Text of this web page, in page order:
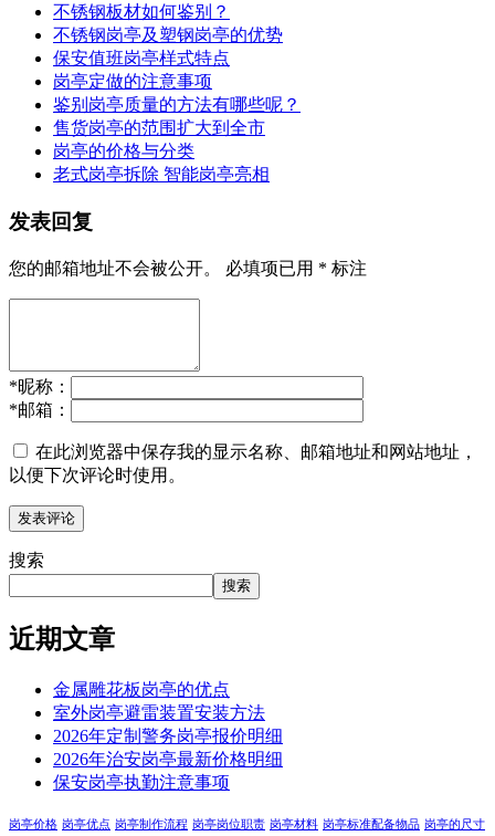
不锈钢板材如何鉴别？
不锈钢岗亭及塑钢岗亭的优势
保安值班岗亭样式特点
岗亭定做的注意事项
鉴别岗亭质量的方法有哪些呢？
售货岗亭的范围扩大到全市
岗亭的价格与分类
老式岗亭拆除 智能岗亭亮相
发表回复
您的邮箱地址不会被公开。 必填项已用 * 标注
*昵称：
*邮箱：
在此浏览器中保存我的显示名称、邮箱地址和网站地址，
以便下次评论时使用。
搜索
搜索
近期文章
金属雕花板岗亭的优点
室外岗亭避雷装置安装方法
2026年定制警务岗亭报价明细
2026年治安岗亭最新价格明细
保安岗亭执勤注意事项
岗亭价格 岗亭优点 岗亭制作流程 岗亭岗位职责 岗亭材料 岗亭标准配备物品 岗亭的尺寸